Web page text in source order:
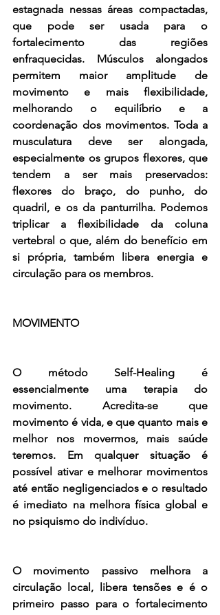
estagnada nessas áreas compactadas,
que pode ser usada para o
fortalecimento das regiões
enfraquecidas. Músculos alongados
permitem maior amplitude de
movimento e mais flexibilidade,
melhorando o equilíbrio e a
coordenação dos movimentos. Toda a
musculatura deve ser alongada,
especialmente os grupos flexores, que
tendem a ser mais preservados:
flexores do braço, do punho, do
quadril, e os da panturrilha. Podemos
triplicar a flexibilidade da coluna
vertebral o que, além do benefício em
si própria, também libera energia e
circulação para os membros.
MOVIMENTO
O método Self-Healing é
essencialmente uma terapia do
movimento. Acredita-se que
movimento é vida, e que quanto mais e
melhor nos movermos, mais saúde
teremos. Em qualquer situação é
possível ativar e melhorar movimentos
até então negligenciados e o resultado
é imediato na melhora física global e
no psiquismo do indivíduo.
O movimento passivo melhora a
circulação local, libera tensões e é o
primeiro passo para o fortalecimento